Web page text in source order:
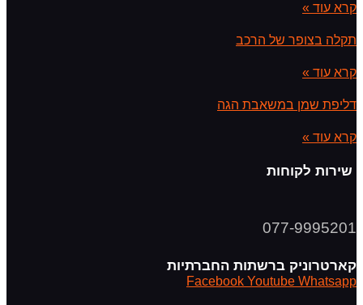
קרא עוד »
תקלה בצופר של הרכב
קרא עוד »
דליפת שמן במשאבת הגה
קרא עוד »
שירות לקוחות
077-9995201
קארטרוניק ברשתות החברתיות
Facebook Youtube Whatsapp